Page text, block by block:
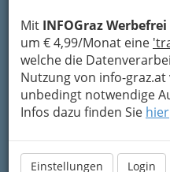
Mit INFOGraz Werbefrei
um € 4,99/Monat eine
welche die
Nutzung von info-
unbedingt notwendige
Infos dazu finden Sie hier
Einstellungen Login
Traumreise gut